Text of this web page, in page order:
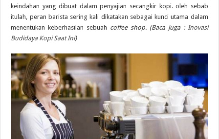
keindahan yang dibuat dalam penyajian secangkir kopi. oleh sebab
itulah, peran barista sering kali dikatakan sebagai kunci utama dalam
menentukan keberhasilan sebuah coffee shop. (Baca juga : Inovasi
Budidaya Kopi Saat Ini)